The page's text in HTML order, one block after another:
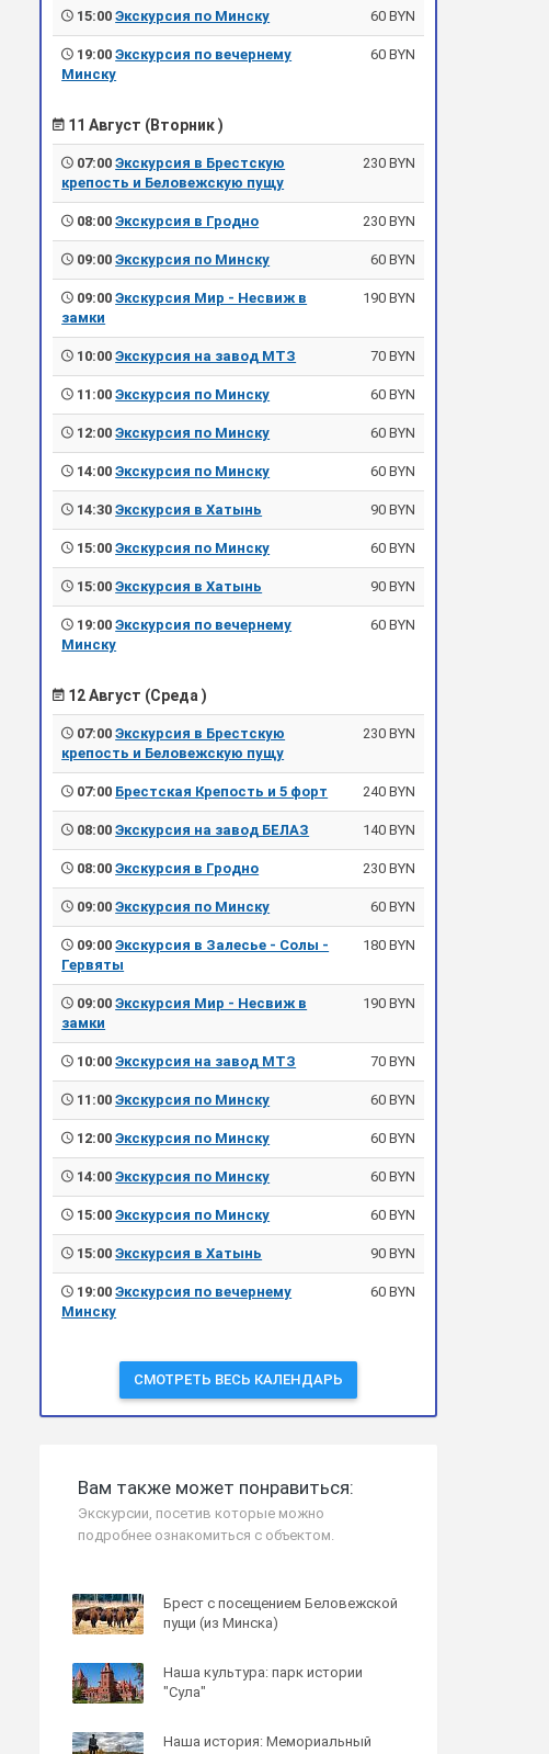
15:00Экскурсия по Минску 60 BYN
19:00Экскурсия по вечернему
Минску
60 BYN
11 Август (Вторник )
07:00Экскурсия в Брестскую
крепость и Беловежскую пущу
230 BYN
08:00Экскурсия в Гродно 230 BYN
09:00Экскурсия по Минску 60 BYN
09:00Экскурсия Мир - Несвиж в
замки
190 BYN
10:00Экскурсия на завод МТЗ 70 BYN
11:00Экскурсия по Минску 60 BYN
12:00Экскурсия по Минску 60 BYN
14:00Экскурсия по Минску 60 BYN
14:30Экскурсия в Хатынь 90 BYN
15:00Экскурсия по Минску 60 BYN
15:00Экскурсия в Хатынь 90 BYN
19:00Экскурсия по вечернему
Минску
60 BYN
12 Август (Среда )
07:00Экскурсия в Брестскую
крепость и Беловежскую пущу
230 BYN
07:00 Брестская Крепость и 5 форт 240 BYN
08:00Экскурсия на завод БЕЛАЗ 140 BYN
08:00Экскурсия в Гродно 230 BYN
09:00Экскурсия по Минску 60 BYN
09:00Экскурсия в Залесье - Солы -
Гервяты
180 BYN
09:00Экскурсия Мир - Несвиж в
замки
190 BYN
10:00Экскурсия на завод МТЗ 70 BYN
11:00Экскурсия по Минску 60 BYN
12:00Экскурсия по Минску 60 BYN
14:00Экскурсия по Минску 60 BYN
15:00Экскурсия по Минску 60 BYN
15:00Экскурсия в Хатынь 90 BYN
19:00Экскурсия по вечернему
Минску
60 BYN
СМОТРЕТЬ ВЕСЬ КАЛЕНДАРЬ
Вам также может понравиться:
Экскурсии, посетив которые можно
подробнее ознакомиться с объектом.
Брест с посещением Беловежской
пущи (из Минска)
Наша культура: парк истории
"Сула"
Наша история: Мемориальный